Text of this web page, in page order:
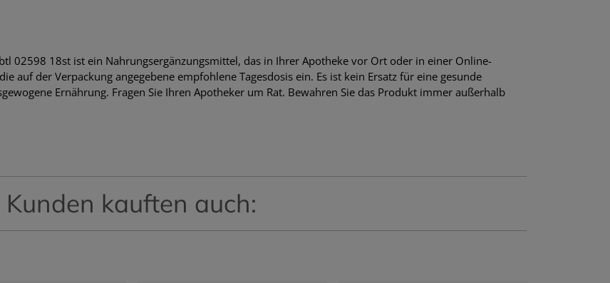
02598 18st ist ein Nahrungsergänzungsmittel, das in Ihrer Apotheke vor Ort oder in einer Online-
auf der Verpackung angegebene empfohlene Tagesdosis ein. Es ist kein Ersatz für eine gesunde
Ernährung. Fragen Sie Ihren Apotheker um Rat. Bewahren Sie das Produkt immer außerhalb
Kunden kauften auch: